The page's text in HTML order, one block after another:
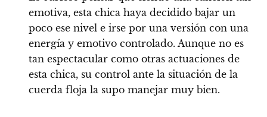
emotiva, esta chica haya decidido bajar un
poco ese nivel e irse por una versión con una
energía y emotivo controlado. Aunque no es
tan espectacular como otras actuaciones de
esta chica, su control ante la situación de la
cuerda floja la supo manejar muy bien.